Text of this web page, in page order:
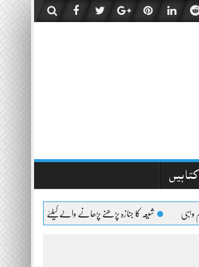
کتابیں
شیعہ کا جنازہ پڑھنے پڑھانے والےکیلئے اعلیٰحضرت کا فتویٰ